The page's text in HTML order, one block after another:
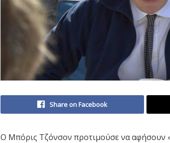
Share on Facebook
Ο Μπόρις Τζόνσον προτιμούσε να αφήσουν